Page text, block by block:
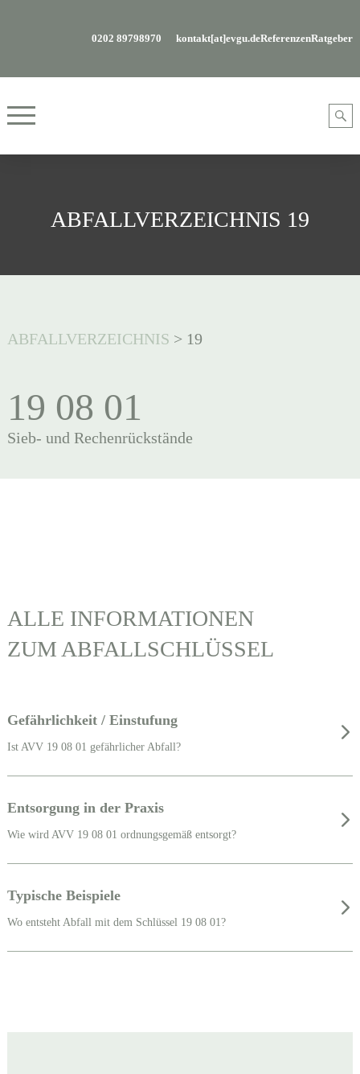
0202 89798970 kontakt[at]evgu.deReferenzenRatgeber
ABFALLVERZEICHNIS 19
ABFALLVERZEICHNIS > 19
19 08 01
Sieb- und Rechenrückstände
ALLE INFORMATIONEN
ZUM ABFALLSCHLÜSSEL
Gefährlichkeit / Einstufung
Ist AVV 19 08 01 gefährlicher Abfall?
Entsorgung in der Praxis
Wie wird AVV 19 08 01 ordnungsgemäß entsorgt?
Typische Beispiele
Wo entsteht Abfall mit dem Schlüssel 19 08 01?